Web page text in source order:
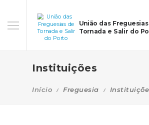
União das
Tornada e Salir do
Instituições
Início Freguesia